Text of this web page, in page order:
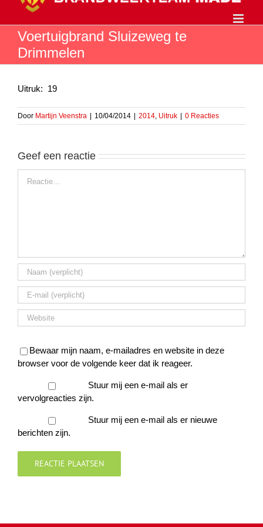
inhoudVoertuigbrand Sluizeweg te
Drimmelen
Uitruk: 19
Door Martijn Veenstra 10/04/2014 2014, Uitruk 0 Reacties
Geef een reactie
Bewaar mijn naam, e-mailadres en website in deze
browser voor de volgende keer dat ik reageer.
Stuur mij een e-mail als er
vervolgreacties zijn.
Stuur mij een e-mail als er nieuwe
berichten zijn.